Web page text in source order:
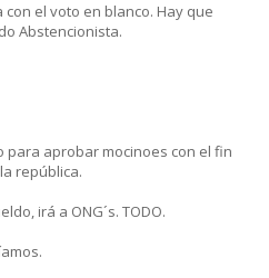
el voto en blanco. Hay que
Abstencionista.
para aprobar mocinoes con el fin
república.
irá a ONG´s. TODO.